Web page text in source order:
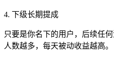
4. 下级长期提成
只要是你名下的用户，后续任何
人数越多，每天被动收益越高。